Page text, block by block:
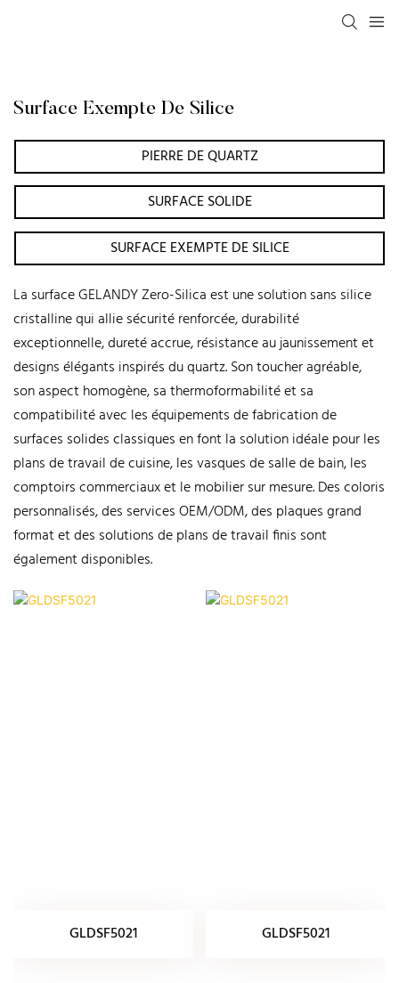
Surface Exempte De Silice
PIERRE DE QUARTZ
SURFACE SOLIDE
SURFACE EXEMPTE DE SILICE
La surface GELANDY Zero-Silica est une solution sans silice
cristalline qui allie sécurité renforcée, durabilité
exceptionnelle, dureté accrue, résistance au jaunissement et
designs élégants inspirés du quartz. Son toucher agréable,
son aspect homogène, sa thermoformabilité et sa
compatibilité avec les équipements de fabrication de
surfaces solides classiques en font la solution idéale pour les
plans de travail de cuisine, les vasques de salle de bain, les
comptoirs commerciaux et le mobilier sur mesure. Des coloris
personnalisés, des services OEM/ODM, des plaques grand
format et des solutions de plans de travail finis sont
également disponibles.
GLDSF5021 GLDSF5021